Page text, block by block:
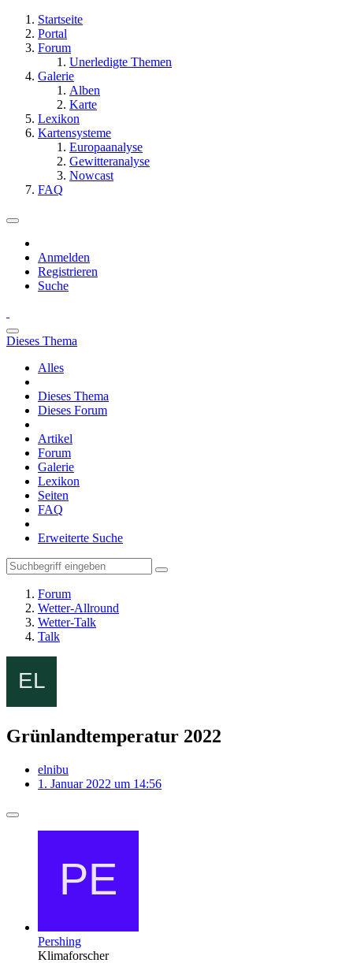
Startseite
Portal
Forum
Unerledigte Themen
Galerie
Alben
Karte
Lexikon
Kartensysteme
Europaanalyse
Gewitteranalyse
Nowcast
FAQ
Anmelden
Registrieren
Suche
Dieses Thema
Alles
Dieses Thema
Dieses Forum
Artikel
Forum
Galerie
Lexikon
Seiten
FAQ
Erweiterte Suche
Forum
Wetter-Allround
Wetter-Talk
Talk
Grünlandtemperatur 2022
elnibu
1. Januar 2022 um 14:56
Pershing
Klimaforscher